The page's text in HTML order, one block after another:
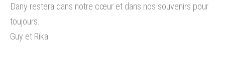
Dany restera dans notre cœur et dans nos souvenirs pour
toujours.
Guy et Rika